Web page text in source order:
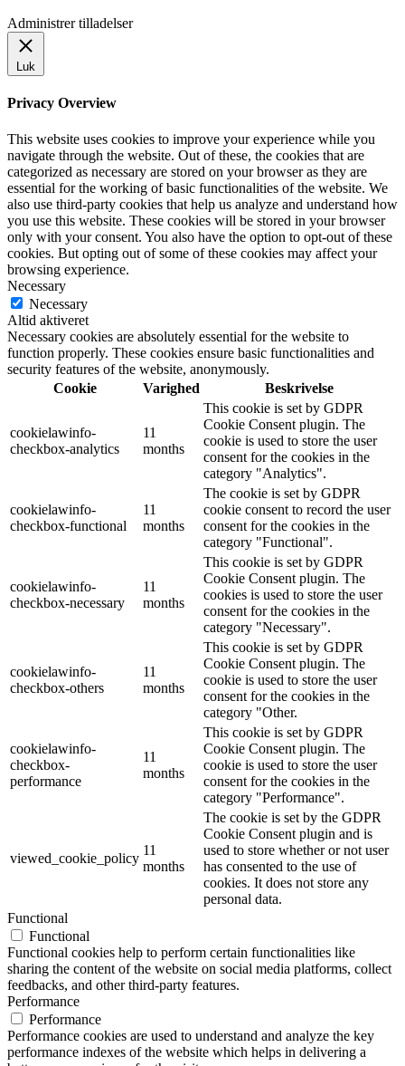
Administrer tilladelser
Luk
Privacy Overview
This website uses cookies to improve your experience while you
navigate through the website. Out of these, the cookies that are
categorized as necessary are stored on your browser as they are
essential for the working of basic functionalities of the website. We
also use third-party cookies that help us analyze and understand how
you use this website. These cookies will be stored in your browser
only with your consent. You also have the option to opt-out of these
cookies. But opting out of some of these cookies may affect your
browsing experience.
Necessary
Necessary
Altid aktiveret
Necessary cookies are absolutely essential for the website to
function properly. These cookies ensure basic functionalities and
security features of the website, anonymously.
Cookie
Varighed Beskrivelse
cookielawinfo-
checkbox-analytics
11
months
This cookie is set by GDPR
Cookie Consent plugin. The
cookie is used to store the user
consent for the cookies in the
category "Analytics".
cookielawinfo-
checkbox-functional
11
months
The cookie is set by GDPR
cookie consent to record the user
consent for the cookies in the
category "Functional".
cookielawinfo-
checkbox-necessary
11
months
This cookie is set by GDPR
Cookie Consent plugin. The
cookies is used to store the user
consent for the cookies in the
category "Necessary".
cookielawinfo-
checkbox-others
11
months
This cookie is set by GDPR
Cookie Consent plugin. The
cookie is used to store the user
consent for the cookies in the
category "Other.
cookielawinfo-
checkbox-
performance
11
months
This cookie is set by GDPR
Cookie Consent plugin. The
cookie is used to store the user
consent for the cookies in the
category "Performance".
viewed_cookie_policy
11
months
The cookie is set by the GDPR
Cookie Consent plugin and is
used to store whether or not user
has consented to the use of
cookies. It does not store any
personal data.
Functional
Functional
Functional cookies help to perform certain functionalities like
sharing the content of the website on social media platforms, collect
feedbacks, and other third-party features.
Performance
Performance
Performance cookies are used to understand and analyze the key
performance indexes of the website which helps in delivering a